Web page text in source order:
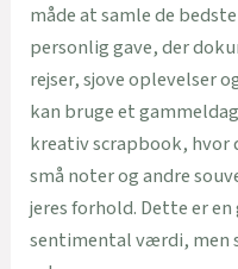
måde at samle de
personlig gave, der
rejser, sjove oplevelser
kan bruge et
kreativ scrapbook,
små noter og andre
jeres forhold. Dette er
sentimental værdi, men